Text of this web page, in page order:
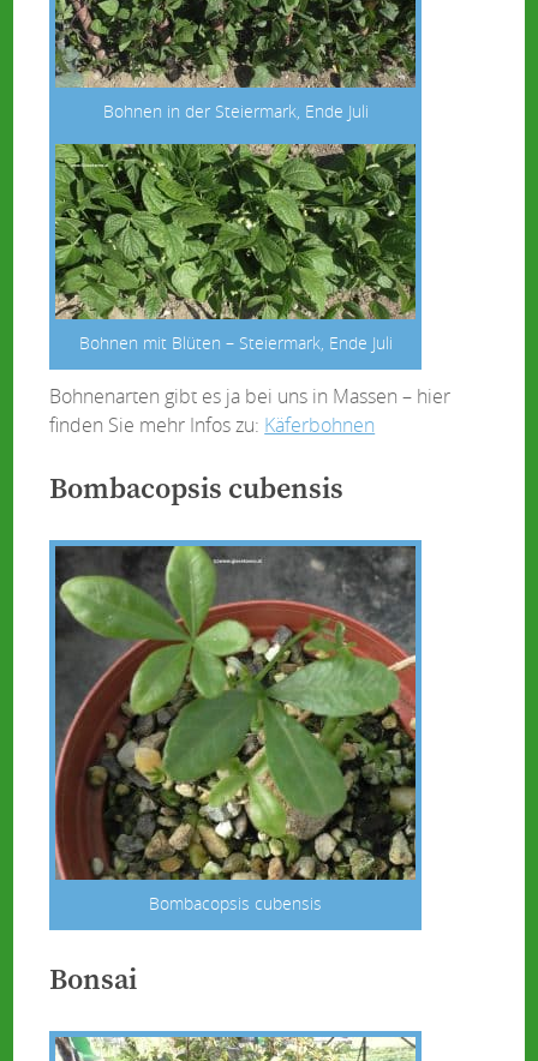
Bohnen in der Steiermark, Ende Juli
Bohnen mit Blüten – Steiermark, Ende Juli
Bohnenarten gibt es ja bei uns in Massen – hier
finden Sie mehr Infos zu: Käferbohnen
Bombacopsis cubensis
Bombacopsis cubensis
Bonsai